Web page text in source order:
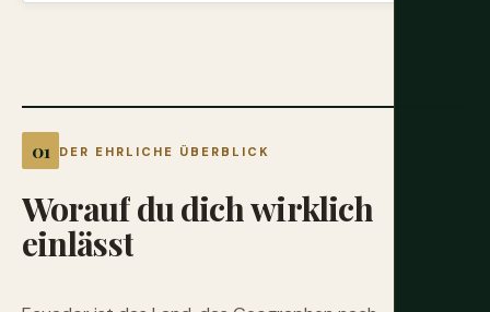
DER EHRLICHE ÜBERBLICK
Woraufdudichwirklich
einlässt